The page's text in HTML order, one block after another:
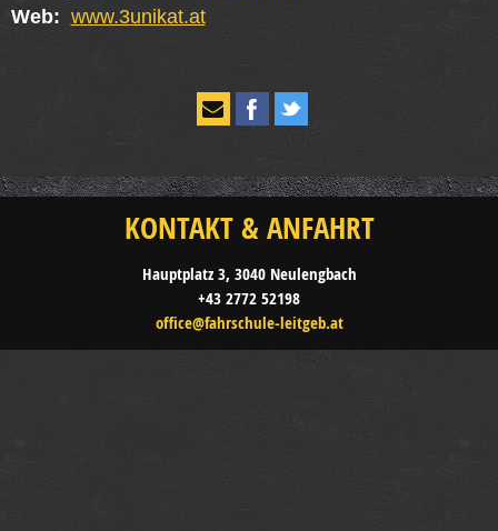
Web: www.3unikat.at
KONTAKT & ANFAHRT
Hauptplatz 3, 3040 Neulengbach
+43 2772 52198
office@fahrschule-leitgeb.at